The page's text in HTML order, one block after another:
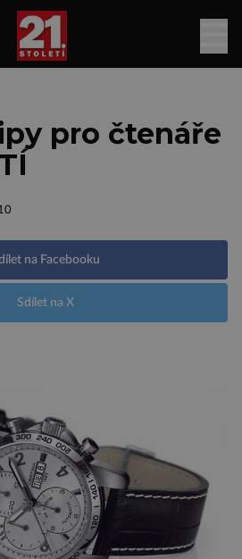
pro čtenáře
na Facebooku
Sdílet na X